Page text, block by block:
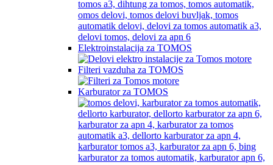
Elektroinstalacija za TOMOS
Filteri vazduha za TOMOS
Karburator za TOMOS